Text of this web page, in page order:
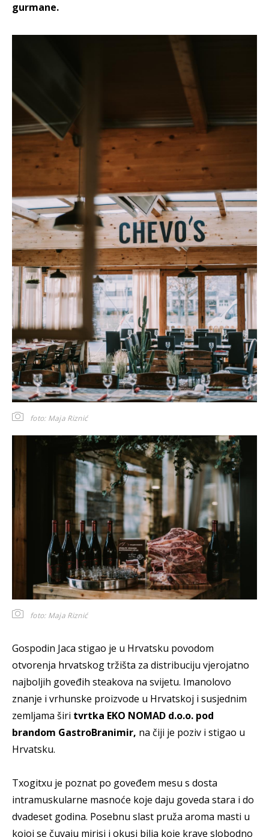
gurmane.
foto: Maja Riznić
foto: Maja Riznić
Gospodin Jaca stigao je u Hrvatsku povodom
otvorenja hrvatskog tržišta za distribuciju vjerojatno
najboljih goveđih steakova na svijetu. Imanolovo
znanje i vrhunske proizvode u Hrvatskoj i susjednim
zemljama širi tvrtka EKO NOMAD d.o.o. pod
brandom GastroBranimir, na čiji je poziv i stigao u
Hrvatsku.
Txogitxu je poznat po goveđem mesu s dosta
intramuskularne masnoće koje daju goveda stara i do
dvadeset godina. Posebnu slast pruža aroma masti u
kojoj se čuvaju mirisi i okusi bilja koje krave slobodno